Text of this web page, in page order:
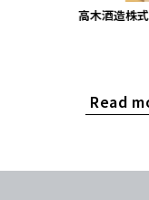
高木酒造株
Read